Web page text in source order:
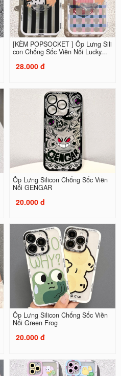
[KÈM POPSOCKET ] Ốp Lưng Sili
con Chống Sốc Viền Nổi Lucky...
28.000 đ
Ốp Lưng Silicon Chống Sốc Viền
Nổi GENGAR
20.000 đ
Ốp Lưng Silicon Chống Sốc Viền
Nổi Green Frog
20.000 đ